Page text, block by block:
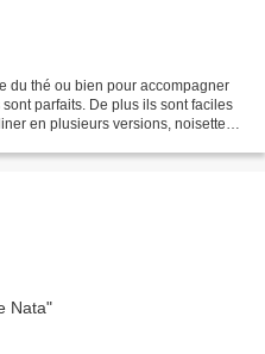
du thé ou bien pour accompagner
parfaits. De plus ils sont faciles
en plusieurs versions, noisettes,